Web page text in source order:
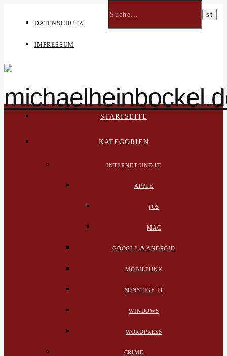
DATENSCHUTZ
IMPRESSUM
STARTSEITE
KATEGORIEN
INTERNET UND IT
APPLE
IOS
MAC
GOOGLE & ANDROID
MOBILFUNK
SONSTIGE IT
WINDOWS
WORDPRESS
CRIME